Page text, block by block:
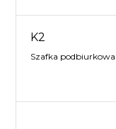
K2
Szafka podbiurkowa